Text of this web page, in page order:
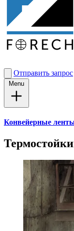
Отправить запрос
Конвейерные